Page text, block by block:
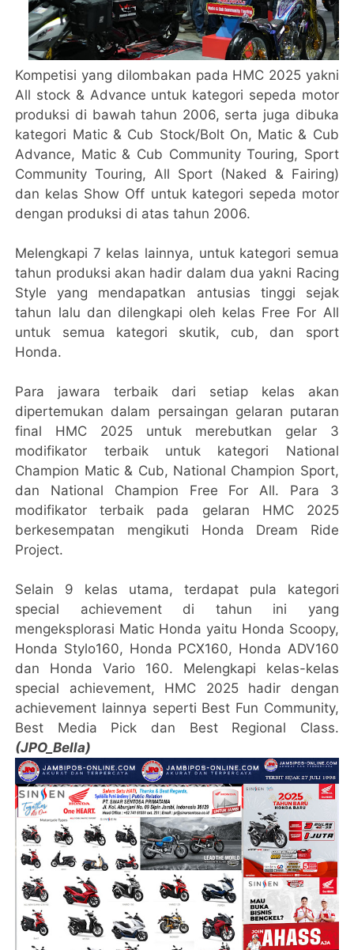
Kompetisi yang dilombakan pada HMC 2025 yakni
All stock & Advance untuk kategori sepeda motor
produksi di bawah tahun 2006, serta juga dibuka
kategori Matic & Cub Stock/Bolt On, Matic & Cub
Advance, Matic & Cub Community Touring, Sport
Community Touring, All Sport (Naked & Fairing)
dan kelas Show Off untuk kategori sepeda motor
dengan produksi di atas tahun 2006.
Melengkapi 7 kelas lainnya, untuk kategori semua
tahun produksi akan hadir dalam dua yakni Racing
Style yang mendapatkan antusias tinggi sejak
tahun lalu dan dilengkapi oleh kelas Free For All
untuk semua kategori skutik, cub, dan sport
Honda.
Para jawara terbaik dari setiap kelas akan
dipertemukan dalam persaingan gelaran putaran
final HMC 2025 untuk merebutkan gelar 3
modifikator terbaik untuk kategori National
Champion Matic & Cub, National Champion Sport,
dan National Champion Free For All. Para 3
modifikator terbaik pada gelaran HMC 2025
berkesempatan mengikuti Honda Dream Ride
Project.
Selain 9 kelas utama, terdapat pula kategori
special achievement di tahun ini yang
mengeksplorasi Matic Honda yaitu Honda Scoopy,
Honda Stylo160, Honda PCX160, Honda ADV160
dan Honda Vario 160. Melengkapi kelas-kelas
special achievement, HMC 2025 hadir dengan
achievement lainnya seperti Best Fun Community,
Best Media Pick dan Best Regional Class.
(JPO_Bella)